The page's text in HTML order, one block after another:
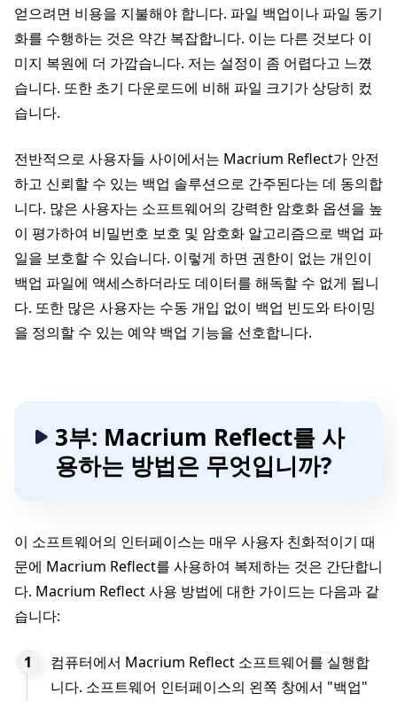
얻으려면 비용을 지불해야 합니다. 파일 백업이나 파일 동기
화를 수행하는 것은 약간 복잡합니다. 이는 다른 것보다 이
미지 복원에 더 가깝습니다. 저는 설정이 좀 어렵다고 느꼈
습니다. 또한 초기 다운로드에 비해 파일 크기가 상당히 컸
습니다.
전반적으로 사용자들 사이에서는 Macrium Reflect가 안전
하고 신뢰할 수 있는 백업 솔루션으로 간주된다는 데 동의합
니다. 많은 사용자는 소프트웨어의 강력한 암호화 옵션을 높
이 평가하여 비밀번호 보호 및 암호화 알고리즘으로 백업 파
일을 보호할 수 있습니다. 이렇게 하면 권한이 없는 개인이
백업 파일에 액세스하더라도 데이터를 해독할 수 없게 됩니
다. 또한 많은 사용자는 수동 개입 없이 백업 빈도와 타이밍
을 정의할 수 있는 예약 백업 기능을 선호합니다.
3부: Macrium Reflect를 사
용하는 방법은 무엇입니까?
이 소프트웨어의 인터페이스는 매우 사용자 친화적이기 때
문에 Macrium Reflect를 사용하여 복제하는 것은 간단합니
다. Macrium Reflect 사용 방법에 대한 가이드는 다음과 같
습니다:
컴퓨터에서 Macrium Reflect 소프트웨어를 실행합
니다. 소프트웨어 인터페이스의 왼쪽 창에서 "백업"